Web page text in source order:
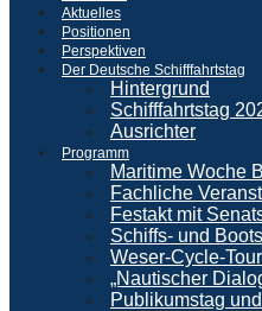
Aktuelles
Positionen
Perspektiven
Der Deutsche Schifffahrtstag
Hintergrund
Schifffahrtstag
Ausrichter
Programm
Maritime Woche
Fachliche
Festakt mit
Schiffs- und
Weser-Cycle-
„Nautischer
Publikumstag